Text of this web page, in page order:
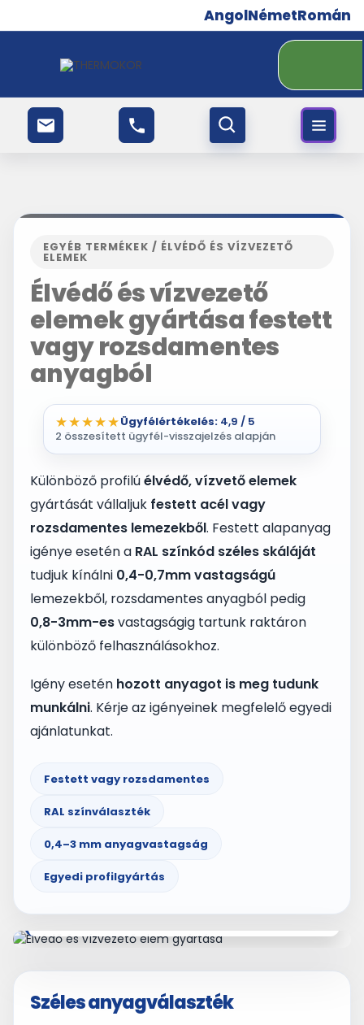
AngolNémetRomán
EGYÉB TERMÉKEK / ÉLVÉDŐ ÉS VÍZVEZETŐ
ELEMEK
Élvédő és vízvezető
elemek gyártása festett
vagy rozsdamentes
anyagból
★★★★★Ügyfélértékelés: 4,9 / 5
2 összesített ügyfél-visszajelzés alapján
Különböző profilúélvédő, vízvető elemek
gyártását vállaljuk festett acél vagy
rozsdamentes lemezekből. Festett alapanyag
igénye esetén a RAL színkód széles skáláját
tudjuk kínálni 0,4-0,7mm vastagságú
lemezekből, rozsdamentes anyagból pedig
0,8-3mm-esvastagságig tartunk raktáron
különböző felhasználásokhoz.
Igény esetén hozott anyagot is meg tudunk
munkálni. Kérje az igényeinek megfelelő egyedi
ajánlatunkat.
Festett vagy rozsdamentes
RAL színválaszték
0,4–3 mm anyagvastagság
Egyedi profilgyártás
kivitelben
Széles anyagválaszték